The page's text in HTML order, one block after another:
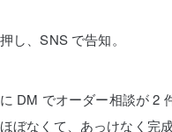
し、SNS で告知。
DM でオーダー相談が 2
ぼなくて、あっけなく完